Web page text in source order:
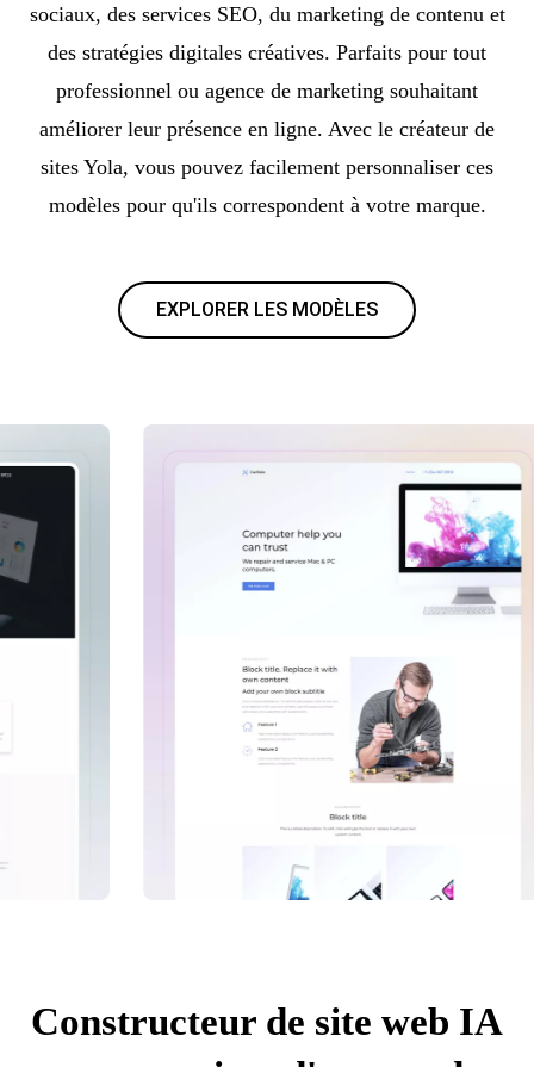
sociaux, des services SEO, du marketing de contenu et
des stratégies digitales créatives. Parfaits pour tout
professionnel ou agence de marketing souhaitant
améliorer leur présence en ligne. Avec le créateur de
sites Yola, vous pouvez facilement personnaliser ces
modèles pour qu'ils correspondent à votre marque.
EXPLORER LES MODÈLES
Constructeur de site web IA